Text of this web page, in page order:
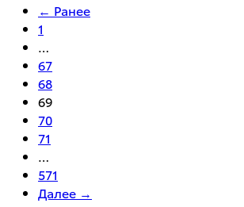
← Ранее
1
…
67
68
69
70
71
…
571
Далее →